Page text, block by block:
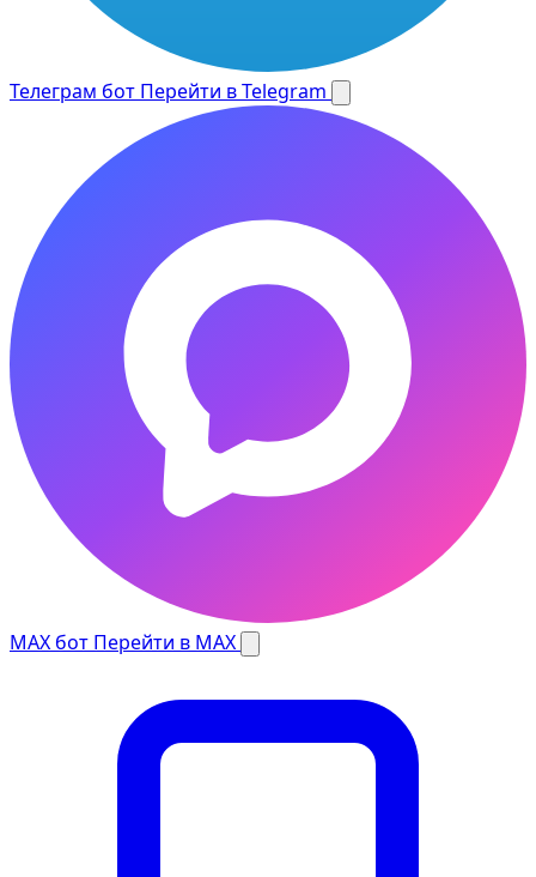
Телеграм бот Перейти в Telegram
MAX бот Перейти в MAX